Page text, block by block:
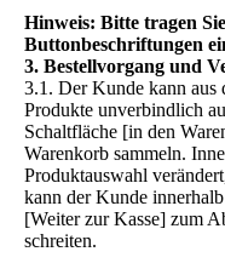
Hinweis: Bitte tragen
Buttonbeschriftungen
3. Bestellvorgang und
3.1. Der Kunde kann aus
Produkte unverbindlich
Schaltfläche [in den
Warenkorb sammeln.
Produktauswahl
kann der Kunde
[Weiter zur Kasse] zum
schreiten.